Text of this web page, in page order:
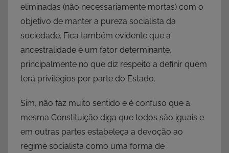
eliminadas (não necessariamente mortas) com o
objetivo de manter a pureza socialista da
sociedade. Fica também evidente que a
ancestralidade é um fator determinante,
principalmente no que diz respeito a definir quem
terá privilégios por parte do Estado.
Sim, não faz muito sentido e é confuso que a
mesma Constituição diga que todos são iguais e
em outras partes estabeleça a devoção ao
regime socialista como uma forma de